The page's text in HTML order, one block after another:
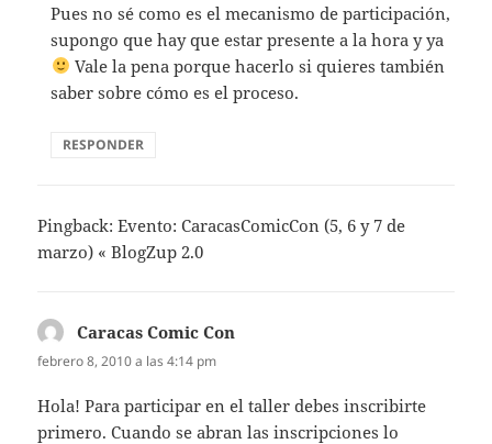
Pues no sé como es el mecanismo de participación,
supongo que hay que estar presente a la hora y ya
Vale la pena porque hacerlo si quieres también
saber sobre cómo es el proceso.
RESPONDER
Pingback: Evento: CaracasComicCon (5, 6 y 7 de
marzo) « BlogZup 2.0
Caracas Comic Con
febrero 8, 2010 a las 4:14 pm
Hola! Para participar en el taller debes inscribirte
primero. Cuando se abran las inscripciones lo